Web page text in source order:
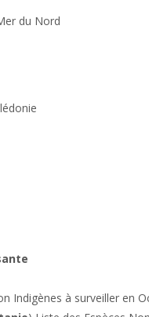
du Nord
Indigènes à surveiller en